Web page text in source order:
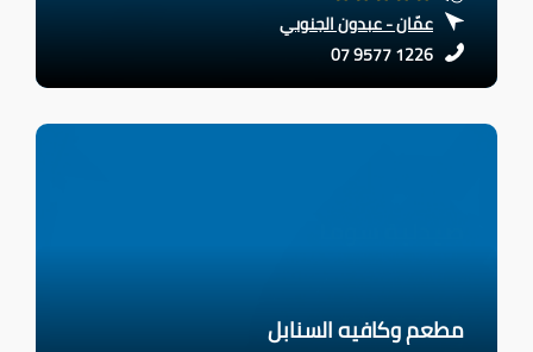
عمّان - عبدون الجنوبي
07 9577 1226
مطعم وكافيه السنابل